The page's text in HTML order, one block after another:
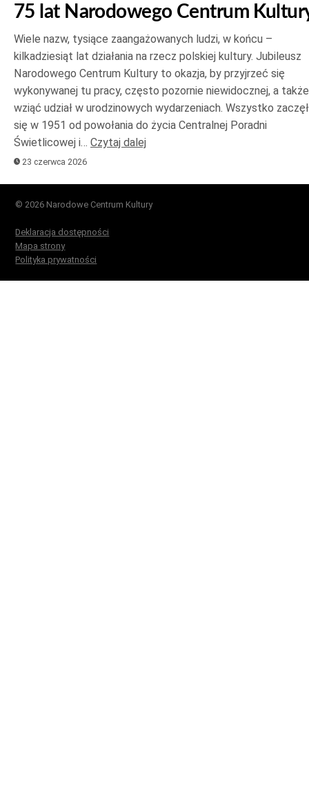
75 lat Narodowego Centrum
Wiele nazw, tysiące zaangażowanych ludzi, w końcu –
kilkadziesiąt lat działania na rzecz polskiej kultury. Jubileusz
Narodowego Centrum Kultury to okazja, by przyjrzeć się
wykonywanej tu pracy, często pozornie niewidocznej, a także
wziąć udział w urodzinowych wydarzeniach. Wszystko
się w 1951 od powołania do życia Centralnej Poradni
Świetlicowej i… Czytaj dalej
23 czerwca 2026
© 2026 Narodowe Centrum Kultury
Deklaracja dostępności
Mapa strony
Polityka prywatności